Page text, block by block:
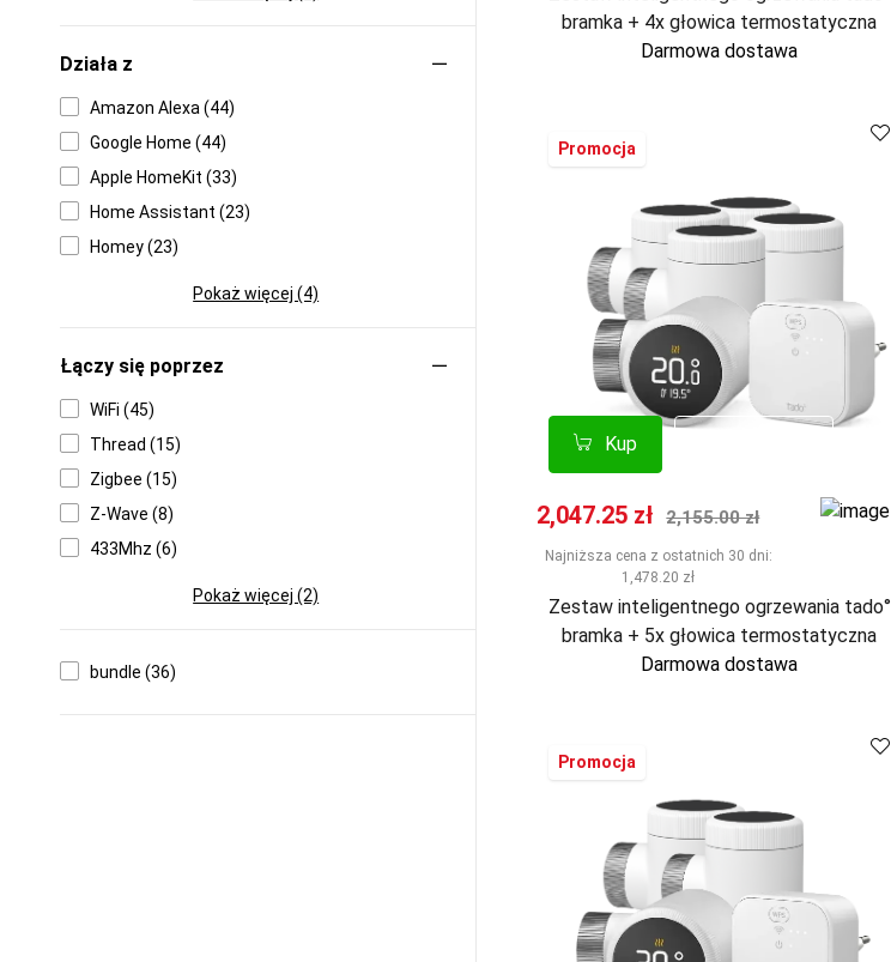
Działa z
Amazon Alexa (44)
Google Home (44)
Apple HomeKit (33)
Home Assistant (23)
Homey (23)
Pokaż więcej (4)
Łączy się poprzez
WiFi (45)
Thread (15)
Zigbee (15)
Z-Wave (8)
433Mhz (6)
Pokaż więcej (2)
bundle (36)
bramka + 4x głowica termostatyczna
Darmowa dostawa
Kup
Kup
Promocja
Cena promocyjna
2,047.25 zł Normalna cena
2,155.00 zł
Najniższa cena z ostatnich 30 dni:
1,478.20 zł
Zestaw inteligentnego ogrzewania tado°
bramka + 5x głowica termostatyczna
Darmowa dostawa
Promocja